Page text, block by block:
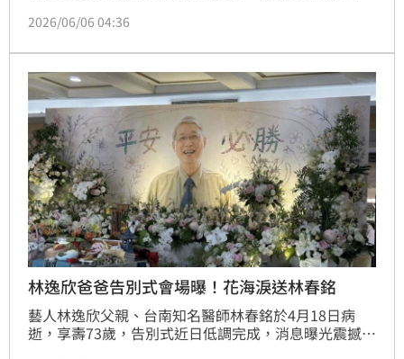
行程，川普已暫時擱置與賴清德通話的計畫。不過，川
可以跟他談」，總統賴清德今日下午出席活動前被問到
「川賴通話」相關議題，僅微笑回應「謝謝」。
2026/06/06 04:36
林逸欣爸爸告別式會場曝！花海淚送林春銘
藝人林逸欣父親、台南知名醫師林春銘於4月18日病
逝，享壽73歲，告別式近日低調完成，消息曝光震撼醫